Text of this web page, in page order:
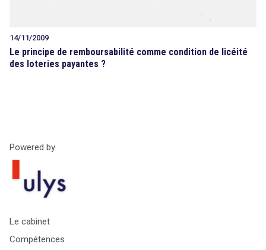
14/11/2009
Le principe de remboursabilité comme condition de licéité
des loteries payantes ?
Powered by
Le cabinet
Compétences